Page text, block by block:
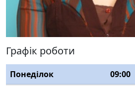
Графік роботи
Понеділок 09:00